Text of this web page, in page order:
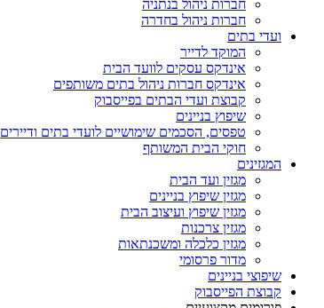
חברות ניהול בנתניה
חברות ניהול בחדרה
ועדי בתים
המוקד לדייר
אינדקס עסקים לוועד הבית
אינדקס חברות ניהול בתים משותפים
קבוצת ועדי הבתים בפייסבוק
שיפוץ בניינים
טפסים, הסכמים שימושיים לועדי בתים ודיירים
חוקי הבית המשותף
המגזינים
מגזין ועד הבית
מגזין שיפוץ בניינים
מגזין שיפוץ ועיצוב הבית
מגזין צרכנות
מגזין כלכלה ומשכנתאות
מדור פרסומי
שיפוצי בניינים
קבוצת הפייסבוק